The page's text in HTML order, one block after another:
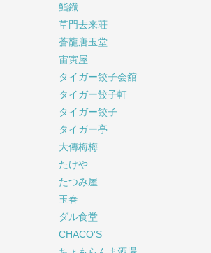
鮨鐡
草門去来荘
蒼龍唐玉堂
宙寅屋
タイガー餃子会舘
タイガー餃子軒
タイガー餃子
タイガー亭
大傳梅梅
たけや
たつみ屋
玉春
ダル食堂
CHACO'S